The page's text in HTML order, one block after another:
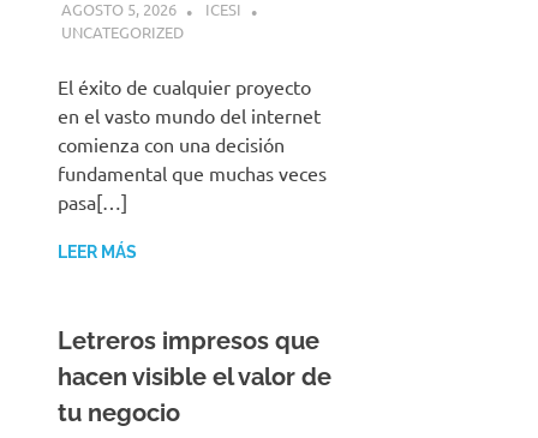
AGOSTO 5, 2026
ICESI
UNCATEGORIZED
El éxito de cualquier proyecto
en el vasto mundo del internet
comienza con una decisión
fundamental que muchas veces
pasa[…]
LEER MÁS
Letreros impresos que
hacen visible el valor de
tu negocio